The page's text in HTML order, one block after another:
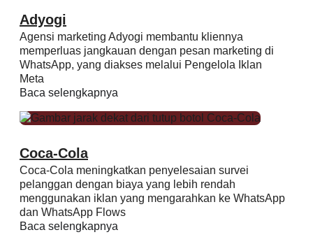
Adyogi
Agensi marketing Adyogi membantu kliennya
memperluas jangkauan dengan pesan marketing di
WhatsApp, yang diakses melalui Pengelola Iklan
Meta
Baca selengkapnya
Coca-Cola
Coca-Cola meningkatkan penyelesaian survei
pelanggan dengan biaya yang lebih rendah
menggunakan iklan yang mengarahkan ke WhatsApp
dan WhatsApp Flows
Baca selengkapnya